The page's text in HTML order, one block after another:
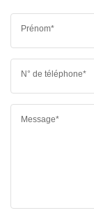
Prénom*
N° de téléphone*
Message*